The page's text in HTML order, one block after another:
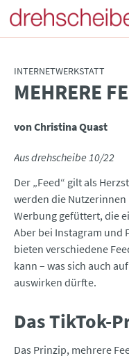
INTERNETWERKSTATT
:MEHRERE
von Christina Quast
Aus drehscheibe 10/22
Der „Feed“ gilt als
werden die
Werbung gefüttert, die
Aber bei Instagram und
bieten verschiedene
kann – was sich auch
auswirken dürfte.
Das TikTok-
Das Prinzip, mehrere